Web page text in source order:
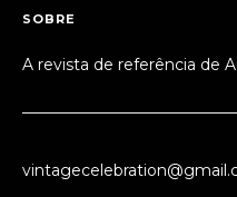
SOBRE
A revista de referência de